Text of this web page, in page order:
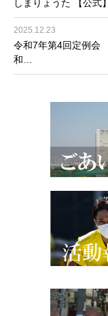
しまりょうた 【公式
2025.12.23
令和7年第4回定例
和…